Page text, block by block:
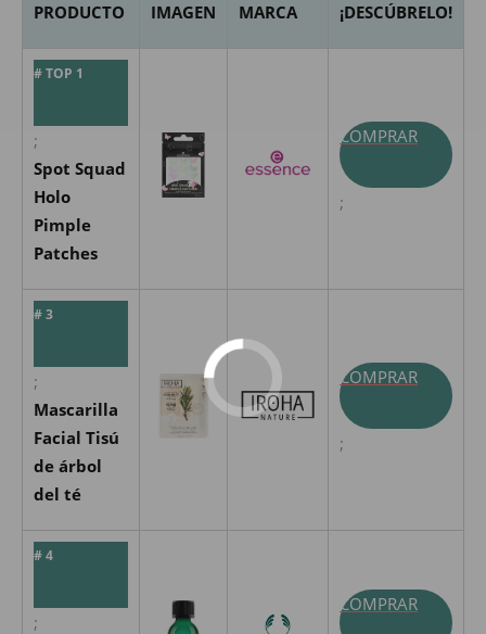
PRODUCTO IMAGEN MARCA ¡DESCÚBRELO!
# TOP 1
;
Spot Squad
Holo
Pimple
Patches
COMPRAR
;
# 3
;
Mascarilla
Facial Tisú
de árbol
del té
COMPRAR
;
# 4
;
COMPRAR